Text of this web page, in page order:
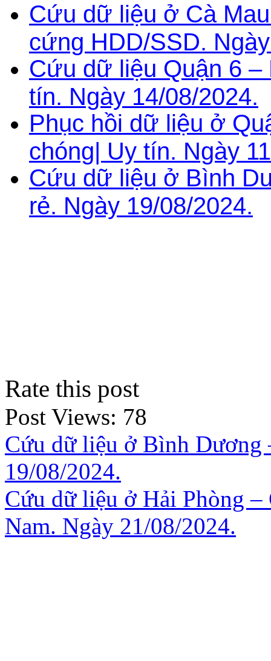
Cứu dữ liệu ở Cà
cứng HDD/SSD.
Cứu dữ liệu Quận 6 –
tín. Ngày 14/08/2024.
Phục hồi dữ liệu ở
chóng| Uy tín. Ngày
Cứu dữ liệu ở Bình
rẻ. Ngày 19/08/2024.
Rate this post
Post Views: 78
Cứu dữ liệu ở Bình Dương
19/08/2024.
Cứu dữ liệu ở Hải Phòng
Nam. Ngày 21/08/2024.